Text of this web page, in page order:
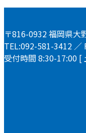
〒816-0932 福岡県大
TEL:092-581-3412 ／
受付時間 8:30-17:00 [